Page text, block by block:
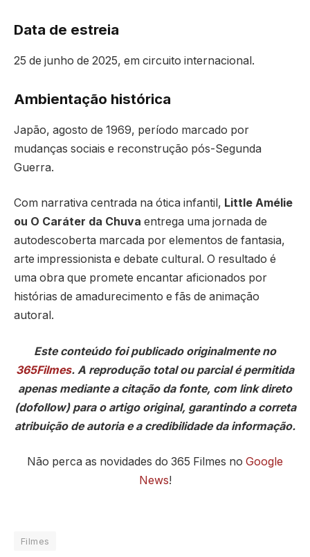
Data de estreia
25 de junho de 2025, em circuito internacional.
Ambientação histórica
Japão, agosto de 1969, período marcado por
mudanças sociais e reconstrução pós-Segunda
Guerra.
Com narrativa centrada na ótica infantil, Little Amélie
ou O Caráter da Chuva entrega uma jornada de
autodescoberta marcada por elementos de fantasia,
arte impressionista e debate cultural. O resultado é
uma obra que promete encantar aficionados por
histórias de amadurecimento e fãs de animação
autoral.
Este conteúdo foi publicado originalmente no
365Filmes. A reprodução total ou parcial é permitida
apenas mediante a citação da fonte, com link direto
(dofollow) para o artigo original, garantindo a correta
atribuição de autoria e a credibilidade da informação.
Não perca as novidades do 365 Filmes no Google
News!
Filmes